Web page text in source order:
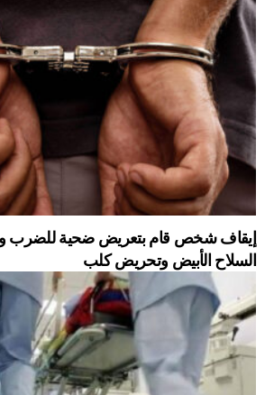
إيقاف شخص قام بتعريض ضحية للضرب
السلاح الأبيض وتحريض كلب